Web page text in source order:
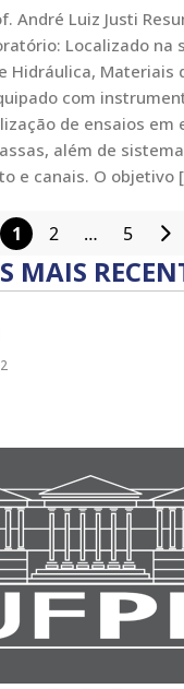
André Luiz Justi
Localizado na
Hidráulica, Materiais
com
de ensaios em
além de
e canais. O objetivo
de
1 2 … 5
MAIS